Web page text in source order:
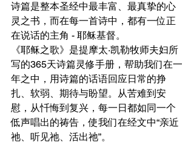
诗篇是整本圣经中最丰富、最真挚的心
灵之书，而在每一首诗中，都有一位正
在说话的主角 - 耶稣基督。
《耶稣之歌》是提摩太·凯勒牧师夫妇所
写的365天诗篇灵修手册，帮助我们在一
年之中，用诗篇的话语回应日常的挣
扎、软弱、期待与盼望。从苦难到安
慰，从忏悔到复兴，每一日都如同一个
低声唱出的祷告，使我们在经文中“亲近
祂、听见祂、活出祂”。